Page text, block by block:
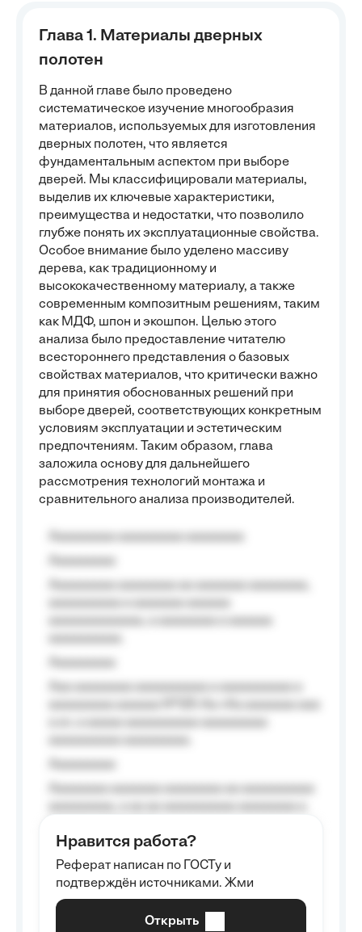
Глава 1. Материалы дверных
полотен
В данной главе было проведено
систематическое изучение многообразия
материалов, используемых для изготовления
дверных полотен, что является
фундаментальным аспектом при выборе
дверей. Мы классифицировали материалы,
выделив их ключевые характеристики,
преимущества и недостатки, что позволило
глубже понять их эксплуатационные свойства.
Особое внимание было уделено массиву
дерева, как традиционному и
высококачественному материалу, а также
современным композитным решениям, таким
как МДФ, шпон и экошпон. Целью этого
анализа было предоставление читателю
всестороннего представления о базовых
свойствах материалов, что критически важно
для принятия обоснованных решений при
выборе дверей, соответствующих конкретным
условиям эксплуатации и эстетическим
предпочтениям. Таким образом, глава
заложила основу для дальнейшего
рассмотрения технологий монтажа и
сравнительного анализа производителей.
Aaaaaaaaa
Aaaaaaaaaa aa aaa aaaaaaaaa, a aaa
aaaaaaaaaa aaa, a aaaaaaaaaa, aaaaaa
aaaaaa a aaaaaa.
Нравится работа?
Реферат написан по ГОСТу и
подтверждён источниками. Жми
Открыть